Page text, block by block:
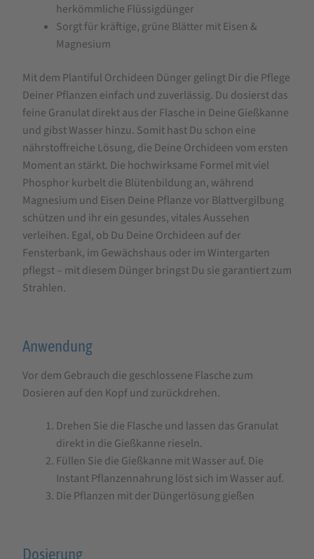
herkömmliche Flüssigdünger
Sorgt für kräftige, grüne Blätter mit Eisen &
Magnesium
Mit dem Plantiful Orchideen Dünger gelingt Dir die Pflege
Deiner Pflanzen einfach und zuverlässig. Du dosierst das
feine Granulat direkt aus der Flasche in Deine Gießkanne
und gibst Wasser hinzu. Somit hast Du schon eine
nährstoffreiche Lösung, die Deine Orchideen vom ersten
Moment an stärkt. Die hochwirksame Formel mit viel
Phosphor kurbelt die Blütenbildung an, während
Magnesium und Eisen Deine Pflanze vor Blattvergilbung
schützen und ihr ein gesundes, vitales Aussehen
verleihen. Egal, ob Du Deine Orchideen auf der
Fensterbank, im Gewächshaus oder im Wintergarten
pflegst – mit diesem Dünger bringst Du sie garantiert zum
Strahlen.
Anwendung
Vor dem Gebrauch die geschlossene Flasche zum
Dosieren auf den Kopf und zurückdrehen.
Drehen Sie die Flasche und lassen das Granulat
direkt in die Gießkanne rieseln.
Füllen Sie die Gießkanne mit Wasser auf. Die
Instant Pflanzennahrung löst sich im Wasser auf.
Die Pflanzen mit der Düngerlösung gießen
Dosierung